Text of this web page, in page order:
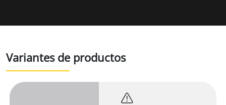
Variantes de productos